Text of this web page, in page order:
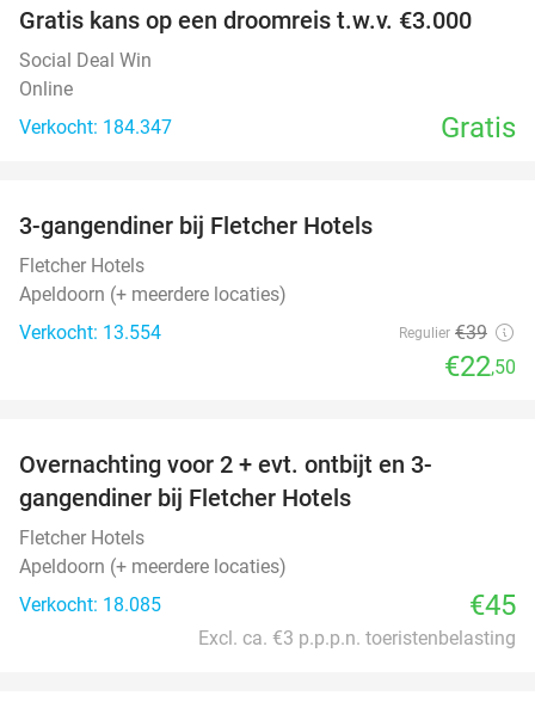
Gratis kans op een droomreis t.w.v. €3.000
Social Deal Win
Online
Verkocht: 184.347
Gratis
3-gangendiner bij Fletcher Hotels
Fletcher Hotels
Apeldoorn (+ meerdere locaties)
Verkocht: 13.554
Regulier €39
€22,50
Overnachting voor 2 + evt. ontbijt en 3-
gangendiner bij Fletcher Hotels
Fletcher Hotels
Apeldoorn (+ meerdere locaties)
Verkocht: 18.085
€45
Excl. ca. €3 p.p.p.n. toeristenbelasting